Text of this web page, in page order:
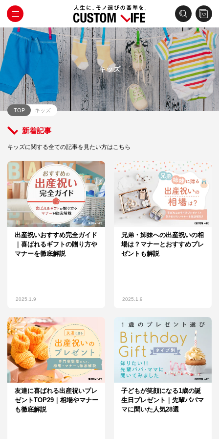
キッズ
TOP キッズ
新着記事
キッズに関する全ての記事を見たい方はこちら
出産祝いおすすめ完全ガイド
｜喜ばれるギフトの贈り方や
マナーを徹底解説
2025.1.9
兄弟・姉妹への出産祝いの相
場は？マナーとおすすめプレ
ゼントも解説
2025.1.9
友達に喜ばれる出産祝いプレ
ゼントTOP29｜相場やマナー
も徹底解説
子どもが笑顔になる1歳の誕
生日プレゼント｜先輩パパマ
マに聞いた人気28選